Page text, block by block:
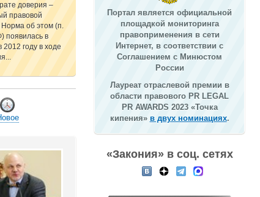
доверия –
правовой
Норма об этом (п.
появилась в
2012 году в ходе
Портал является официальной
площадкой мониторинга
правоприменения в сети
Интернет, в соответствии с
Соглашением с Минюстом
России
Лауреат отраслевой премии в
области правового PR LEGAL
PR AWARDS 2023 «Точка
кипения» в двух номинациях.
«Закония» в соц. сетях